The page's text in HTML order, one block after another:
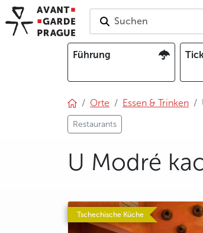
Suchen
Führung
Orte Essen & Trinken
Restaurants
U Modré
Tschechische Küche
photo 5